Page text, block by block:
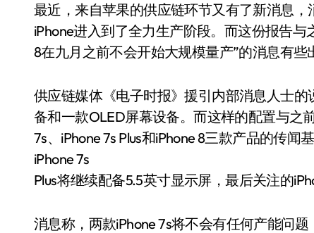
最近，来自苹果的供应链环节又有了新消息
iPhone进入到了全力生产阶段。而这份报告与
8在九月之前不会开始大规模量产”的消息有些
供应链媒体《电子时报》援引内部消息人士
备和一款OLED屏幕设备。而这样的配置与之
7s、iPhone 7s Plus和iPhone 8三款产品的传闻
iPhone 7s
Plus将继续配备5.5英寸显示屏，最后关注的
消息称，两款iPhone 7s将不会有任何产能问题